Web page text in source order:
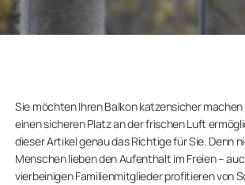
Sie möchten Ihren Balkon katzensicher machen
einen sicheren Platz an der frischen Luft
dieser Artikel genau das Richtige für Sie. Denn
Menschen lieben den Aufenthalt im Freien –
vierbeinigen Familienmitglieder profitieren von